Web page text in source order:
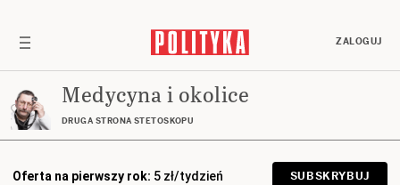
ZALOGUJ
Medycyna i okolice
DRUGA STRONA STETOSKOPU
Oferta na pierwszy rok: 5 zł/tydzień SUBSKRYBUJ